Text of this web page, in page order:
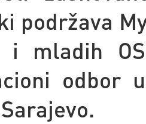
podržava
i mladih
odbor